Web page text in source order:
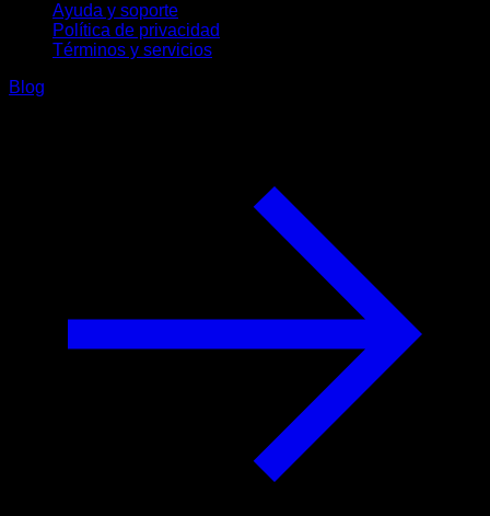
Ayuda y soporte
Política de privacidad
Términos y servicios
Blog